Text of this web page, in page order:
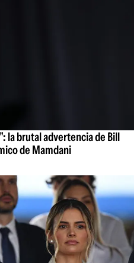
la brutal advertencia de Bill
de Mamdani